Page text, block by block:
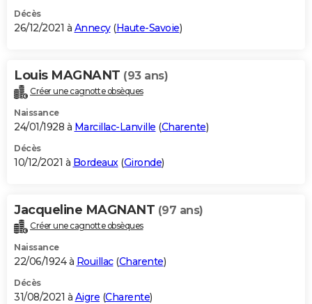
Décès
26/12/2021 à Annecy(Haute-Savoie)
Louis MAGNANT (93 ans)
Créer une cagnotte obsèques
Naissance
24/01/1928 à Marcillac-Lanville (Charente)
Décès
10/12/2021 à Bordeaux(Gironde)
Jacqueline MAGNANT (97 ans)
Créer une cagnotte obsèques
Naissance
22/06/1924 à Rouillac(Charente)
Décès
31/08/2021 à Aigre (Charente)